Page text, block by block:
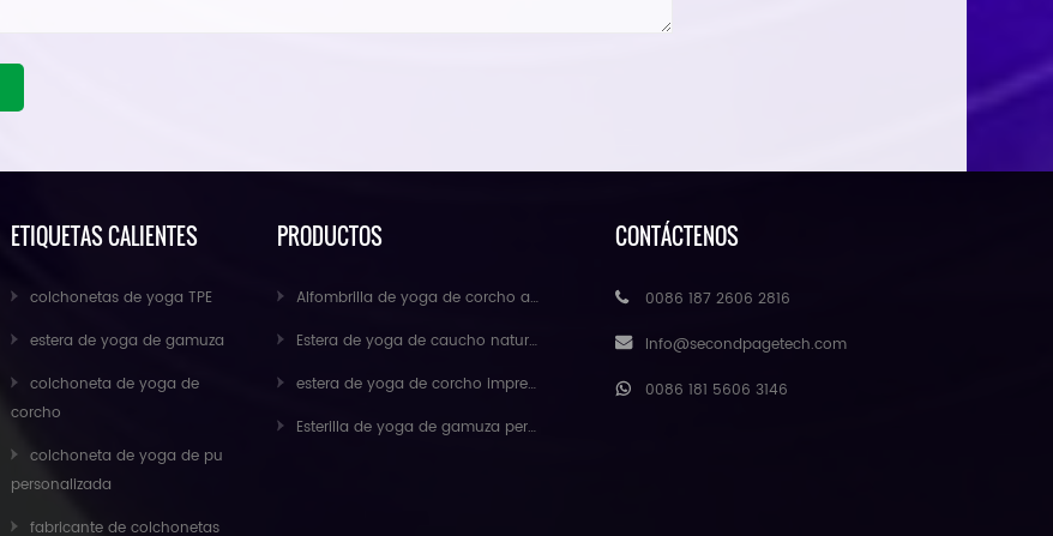
ETIQUETAS CALIENTES
colchonetas de yoga TPE
estera de yoga de gamuza
colchoneta de yoga de
corcho
colchoneta de yoga de pu
personalizada
fabricante de colchonetas
PRODUCTOS
Alfombrilla de yoga de corcho antideslizante para ejercicios ecológicos al por mayor
Estera de yoga de caucho natural de gamuza al por mayor para importadores
estera de yoga de corcho impresa personalizada antideslizante respetuosa con el medio ambiente de caucho natural
Esterilla de yoga de gamuza personalizada de nuevo diseño de Baishengmei
CONTÁCTENOS
0086 187 2606 2816
Info@secondpagetech.com
0086 181 5606 3146